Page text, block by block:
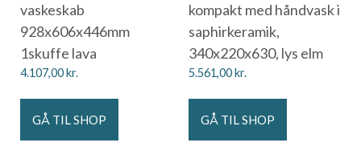
vaskeskab
928x606x446mm
1skuffe lava
4.107,00kr.
GÅ TIL SHOP
kompakt med håndvask i
saphirkeramik,
340x220x630, lys elm
5.561,00kr.
GÅ TIL SHOP